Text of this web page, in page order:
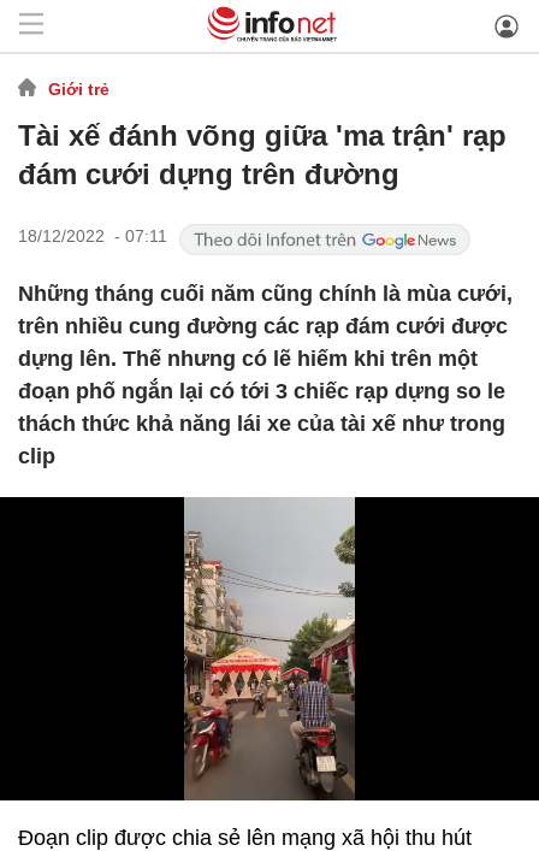
Giới trẻ
Tài xế đánh võng giữa 'ma trận' rạp
đám cưới dựng trên đường
18/12/2022 - 07:11
Những tháng cuối năm cũng chính là mùa cưới,
trên nhiều cung đường các rạp đám cưới được
dựng lên. Thế nhưng có lẽ hiếm khi trên một
đoạn phố ngắn lại có tới 3 chiếc rạp dựng so le
thách thức khả năng lái xe của tài xế như trong
clip
Đoạn clip được chia sẻ lên mạng xã hội thu hút